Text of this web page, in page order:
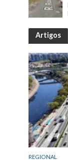
Artigos
REGIONAL